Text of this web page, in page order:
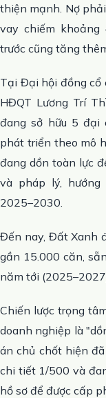
thiện mạnh. Nợ
vay chiếm khoảng
trước cũng tăng
Tại Đại hội đồng cổ
HĐQT Lương Trí
đang sở hữu 5 đại
phát triển theo mô
đang dồn toàn lực
và pháp lý,
2025–2030.
Đến nay, Đất Xanh
gần 15.000 căn,
năm tới
Chiến lược trọng
doanh nghiệp là
án chủ chốt hiện
chi tiết 1/500 và
hồ sơ để được cấp